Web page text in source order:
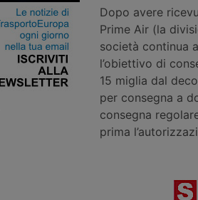
Dopo avere
Prime Air (la
società continua a
l’obiettivo di
15 miglia dal
per consegna a
consegna
prima